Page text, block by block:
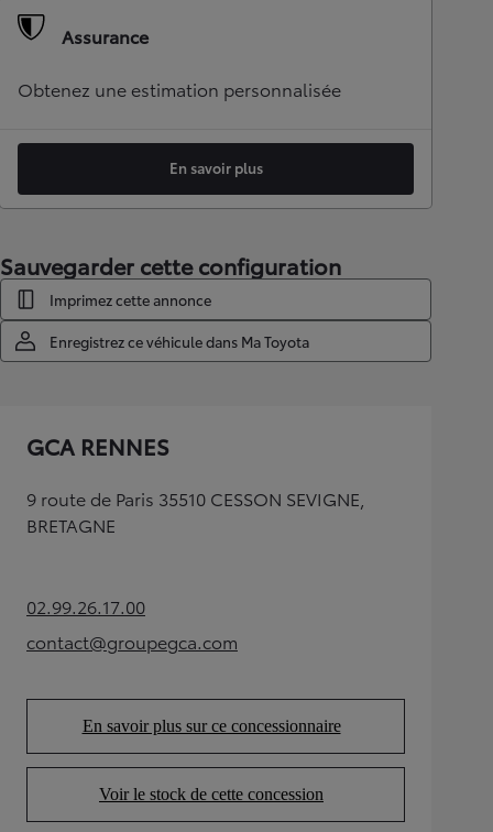
Assurance
Obtenez une estimation personnalisée
En savoir plus
Sauvegarder cette configuration
Imprimez cette annonce
Enregistrez ce véhicule dans Ma Toyota
GCA RENNES
9 route de Paris 35510 CESSON SEVIGNE,
BRETAGNE
02.99.26.17.00(Opens in new tab)
contact@groupegca.com
(Opens in new tab)
En savoir plus sur ce concessionnaire
(Opens in new tab)
Voir le stock de cette concession
(Opens in new tab)